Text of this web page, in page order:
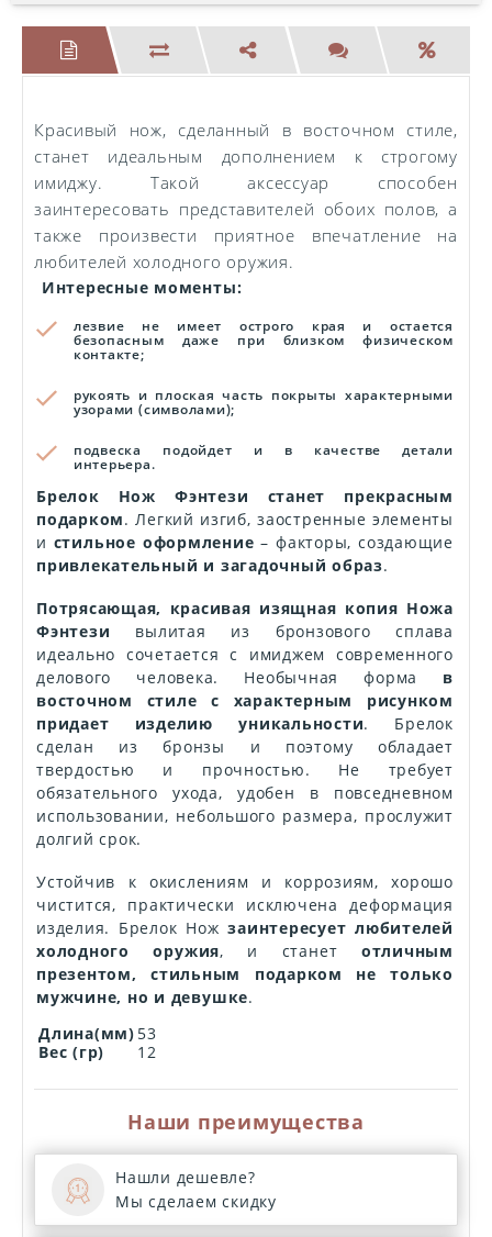
Красивый нож, сделанный в восточном стиле,
станет идеальным дополнением к строгому
имиджу. Такой аксессуар способен
заинтересовать представителей обоих полов, а
также произвести приятное впечатление на
любителей холодного оружия.
Интересные моменты:
лезвие не имеет острого края и остается
безопасным даже при близком физическом
контакте;
рукоять и плоская часть покрыты характерными
узорами (символами);
подвеска подойдет и в качестве детали
интерьера.
Брелок Нож Фэнтези станет прекрасным
подарком. Легкий изгиб, заостренные элементы
и стильное оформление – факторы, создающие
привлекательный и загадочный образ.
Потрясающая, красивая изящная копия Ножа
Фэнтези вылитая из бронзового сплава
идеально сочетается с имиджем современного
делового человека. Необычная форма
в
восточном стиле с характерным рисунком
придает изделию уникальности. Брелок
сделан из бронзы и поэтому обладает
твердостью и прочностью. Не требует
обязательного ухода, удобен в повседневном
использовании, небольшого размера, прослужит
долгий срок.
Устойчив к окислениям и коррозиям, хорошо
чистится, практически исключена деформация
изделия. Брелок Ножзаинтересует любителей
холодного оружия, и станет отличным
презентом, стильным подарком не только
мужчине, но и девушке.
Длина(мм) 53
Вес (гр)
12
Наши преимущества
Нашли дешевле?
Мы сделаем скидку